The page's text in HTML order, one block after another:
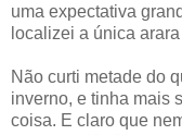
uma expectativa
localizei a única
Não curti metade do
inverno, e tinha mais
coisa. E claro que